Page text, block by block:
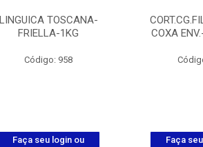
LINGUICA TOSCANA-
FRIELLA-1KG
Código: 958
Faça seu login ou
COXA
Faça